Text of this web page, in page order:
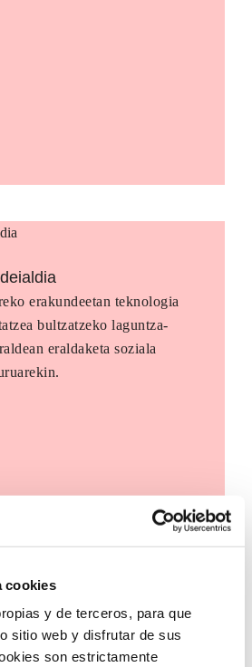
cookies
y de terceros, para que
sitio web y disfrutar de sus
son estrictamente
erakundeetan teknologia
bultzatzeko laguntza-
eraldaketa soziala